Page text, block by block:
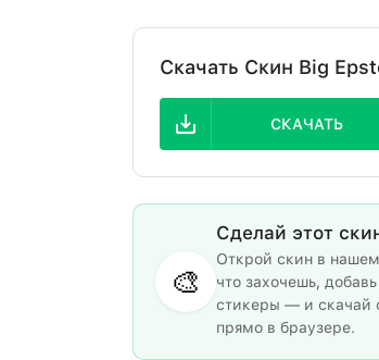
Скачать Скин Big
СКАЧАТЬ
🎨
Сделай этот
Открой скин в
что захочешь,
стикеры — и скачай
прямо в браузере.